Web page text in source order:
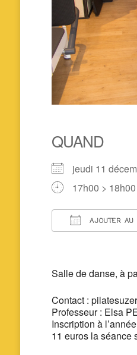
QUAND
jeudi 11
17h00 > 18h00
AJOUTER AU
Salle de danse, à
Contact :
Professeur : Elsa
Inscription à
11 euros la séance